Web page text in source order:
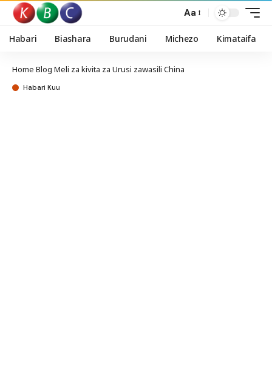
Aa
Habari Biashara Burudani Michezo Kimataifa
Home Blog Meli za kivita za Urusi zawasili China
Habari Kuu